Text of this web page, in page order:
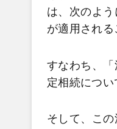
は、次のよ
が適用される
すなわち、
定相続につい
そして、こ